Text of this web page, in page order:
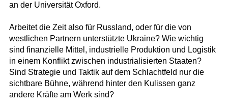
an der Universität Oxford.
Arbeitet die Zeit also für Russland, oder für die von
westlichen Partnern unterstützte Ukraine? Wie wichtig
sind finanzielle Mittel, industrielle Produktion und Logistik
in einem Konflikt zwischen industrialisierten Staaten?
Sind Strategie und Taktik auf dem Schlachtfeld nur die
sichtbare Bühne, während hinter den Kulissen ganz
andere Kräfte am Werk sind?